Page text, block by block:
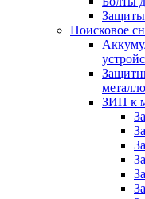
Поисковое
ЗИП к